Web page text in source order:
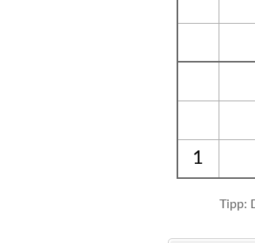
1
Tipp: